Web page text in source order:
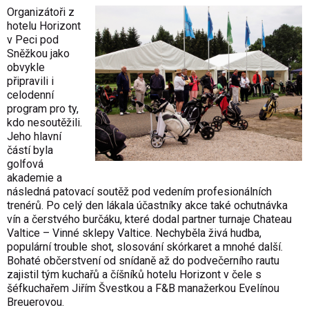
Organizátoři z
hotelu Horizont
v Peci pod
Sněžkou jako
obvykle
připravili i
celodenní
program pro ty,
kdo nesoutěžili.
Jeho hlavní
částí byla
golfová
akademie a
následná patovací soutěž pod vedením profesionálních
trenérů. Po celý den lákala účastníky akce také ochutnávka
vín a čerstvého burčáku, které dodal partner turnaje Chateau
Valtice – Vinné sklepy Valtice. Nechyběla živá hudba,
populární trouble shot, slosování skórkaret a mnohé další.
Bohaté občerstvení od snídaně až do podvečerního rautu
zajistil tým kuchařů a číšníků hotelu Horizont v čele s
šéfkuchařem Jiřím Švestkou a F&B manažerkou Evelínou
Breuerovou.